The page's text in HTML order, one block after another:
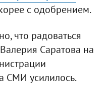
с одобрением.
что радоваться
Саратова на
СМИ усилилось.